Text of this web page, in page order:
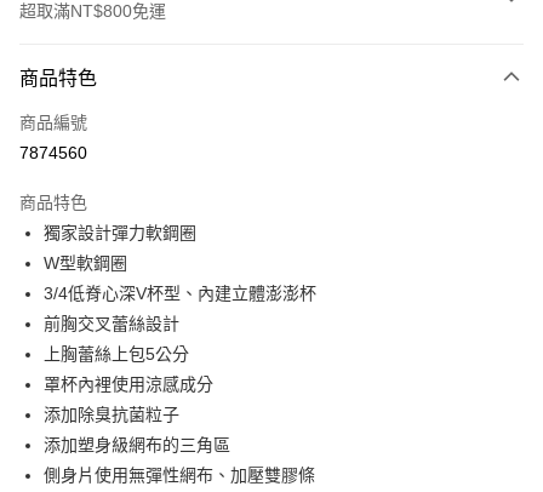
超取滿NT$800免運
信用卡一次付款
信用卡分期付款
合作金庫商業銀行
華南商業銀行
上海商業儲蓄銀行
國泰世華商業銀行
兆豐國際商業銀行
臺灣中小企業銀行
匯豐（台灣）商業銀行
聯邦商業銀行
元大商業銀行
玉山商業銀行
台新國際商業銀行
台灣樂天信用卡公司
6 期 0 利率 每期
華南商業銀行
上海商業儲蓄銀行
台北富邦商業銀行
國泰世華商業銀行
臺灣中小企業銀行
匯豐（台灣）商業銀行
聯邦商業銀行
元大商業銀行
玉山商業銀行
台新國際商業銀行
中國信託商業銀行
超商取貨付款
LINE Pay
Apple Pay
街口支付
悠遊付
AFTEE先享後付
商品特色
商品編號
7874560
商品特色
獨家設計彈力軟鋼圈
W型軟鋼圈
3/4低脊心深V杯型、內建立體澎澎杯
前胸交叉蕾絲設計
上胸蕾絲上包5公分
罩杯內裡使用涼感成分
添加除臭抗菌粒子
添加塑身級網布的三角區
側身片使用無彈性網布、加壓雙膠條